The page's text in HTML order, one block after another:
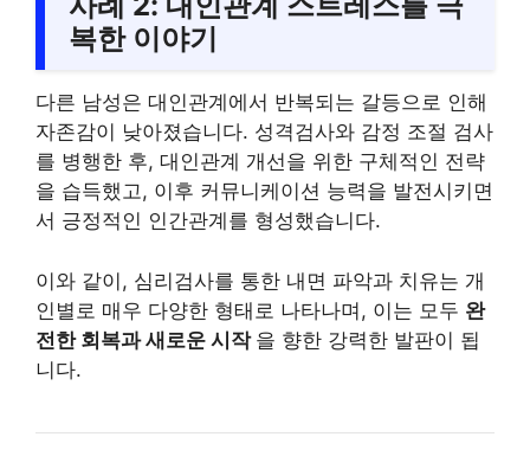
복한 이야기
다른 남성은 대인관계에서 반복되는 갈등으로 인해
자존감이 낮아졌습니다. 성격검사와 감정 조절 검사
를 병행한 후, 대인관계 개선을 위한 구체적인 전략
을 습득했고, 이후 커뮤니케이션 능력을 발전시키면
서 긍정적인 인간관계를 형성했습니다.
이와 같이, 심리검사를 통한 내면 파악과 치유는 개
인별로 매우 다양한 형태로 나타나며, 이는 모두 완
전한 회복과 새로운 시작 을 향한 강력한 발판이 됩
니다.